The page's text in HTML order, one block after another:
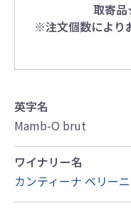
取寄
※注文個数により
英字名
Mamb-O brut
ワイナリー名
カンティーナ ベリーニ